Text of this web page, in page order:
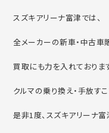
スズキアリーナ富津では、
全メーカーの新車・中古車
買取にも力を入れておりま
クルマの乗り換え・手放す
是非1度、スズキアリーナ